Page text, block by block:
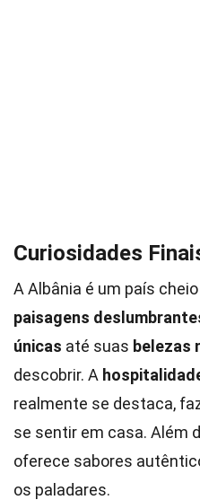
Curiosidades
A Albânia é um país
paisagens
únicas até suas belezas
descobrir. A
realmente se destaca,
se sentir em casa. Além
oferece sabores
os paladares.